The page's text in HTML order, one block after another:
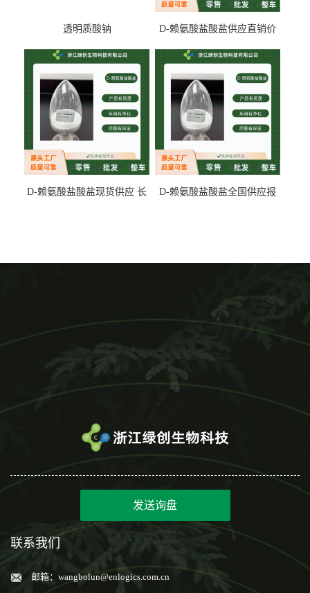
透明质酸钠
D-赖氨酸盐酸盐供应直销价
D-赖氨酸盐酸盐现货供应 长
D-赖氨酸盐酸盐全国供应报
发送询盘
联系我们
邮箱： wangbolun@enlogics.com.cn